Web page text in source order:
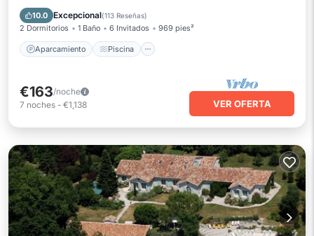
10.0 Excepcional(113 Reseñas)
2 Dormitorios 1 Baño 6 Invitados 969 pies²
Aparcamiento Piscina
Balcón/Terraza
€163/noche
7 noches - €1,138 VER OFERTA